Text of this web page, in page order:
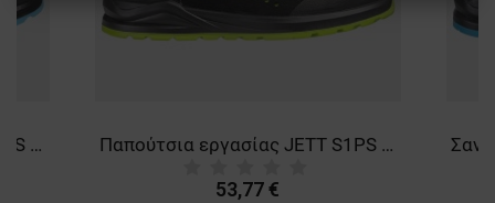
Παπούτσια εργασίας JETT S1PS ESD GREY/BLUE Παπούτσια εργασίας JETT S1PS ESD BLACK/GREEN
53,77 €
ΑΠΌΔΟΣΗΣ ΣΤΌΧΕΥΣΗΣ